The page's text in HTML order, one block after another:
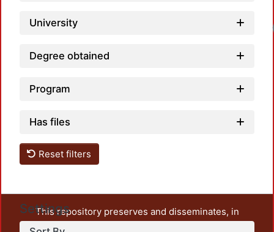
University
Degree obtained
Program
Has files
Reset filters
Settings
This repository preserves and disseminates, in
unrestricted open access, the teaching and research